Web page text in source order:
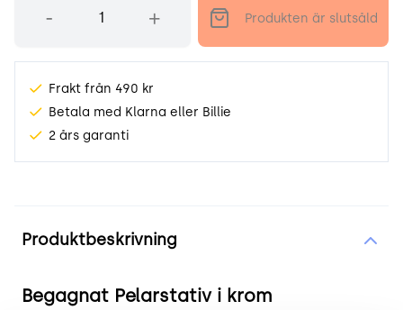
- + Produkten är slutsåld
Frakt från 490 kr
Betala med Klarna eller Billie
2 års garanti
Produktbeskrivning
Begagnat Pelarstativ i krom